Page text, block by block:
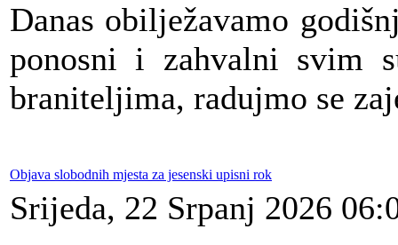
Danas obilježavamo
ponosni i zahvalni svim
braniteljima, radujmo se
Objava slobodnih mjesta za jesenski upisni rok
Srijeda, 22 Srpanj 2026